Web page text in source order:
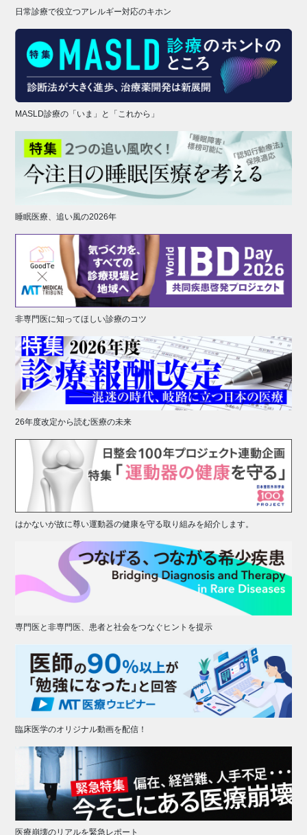
日常診療で役立つアレルギー対応のキホン
MASLD診療の「いま」と「これから」
睡眠医療、追い風の2026年
非専門医に知ってほしい診療のコツ
26年度改定から読む医療の未来
はかないが故に尊い運動器の健康を守る取り組みを紹介します。
専門医と非専門医、患者と社会をつなぐヒントを提示
臨床医学のオリジナル動画を配信！
医療崩壊のリアルを緊急レポート